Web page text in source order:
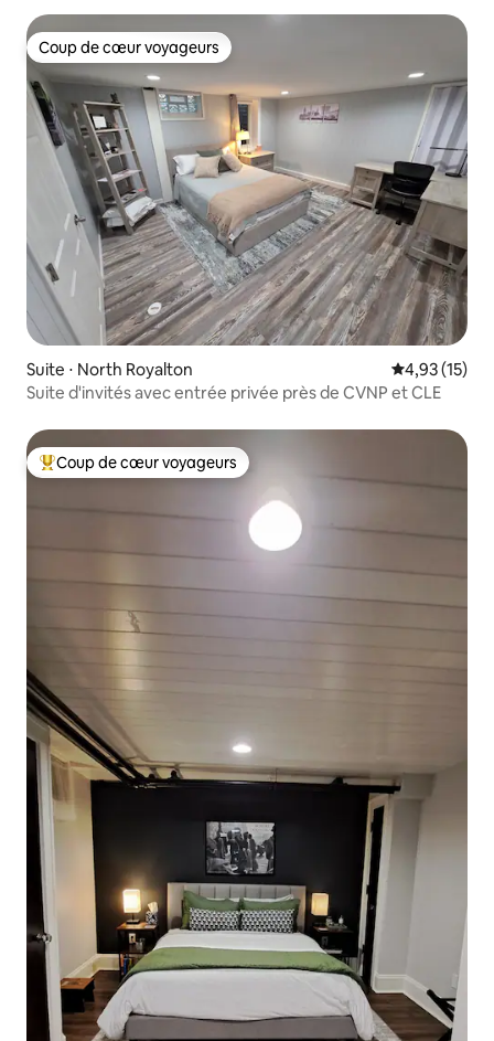
Coup de cœur voyageurs
Coup de cœur voyageurs
Suite ⋅ North Royalton Évaluation
4,93 (15)
Suite d'invités avec entrée privée près de CVNP et CLE
Coups de cœur voyageurs les plus appréciés
Coup de cœur voyageurs